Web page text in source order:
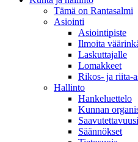
Tämä on Rantasalmi
Asiointi
Asiointipiste
Ilmoita
Laskuttajalle
Lomakkeet
Rikos- ja riita-
Hallinto
Hankeluettelo
Kunnan
Säännökset